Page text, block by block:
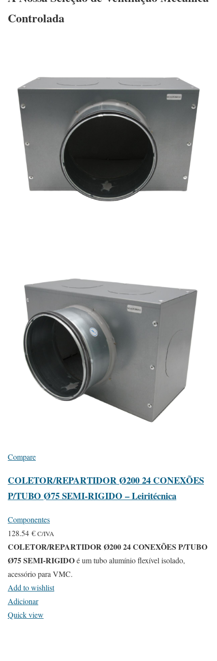
Controlada
Compare
COLETOR/REPARTIDOR Ø200 24 CONEXÕES
P/TUBO Ø75 SEMI-RIGIDO – Leiritécnica
Componentes
128.54 € C/IVA
COLETOR/REPARTIDOR Ø200 24 CONEXÕES P/TUBO
Ø75 SEMI-RIGIDOé um tubo alumínio flexível isolado,
acessório para VMC.
Add to wishlist
Adicionar
Quick view